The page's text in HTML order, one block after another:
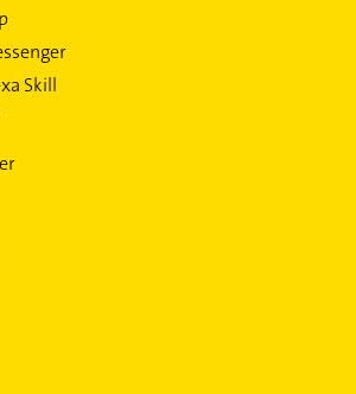
Skill